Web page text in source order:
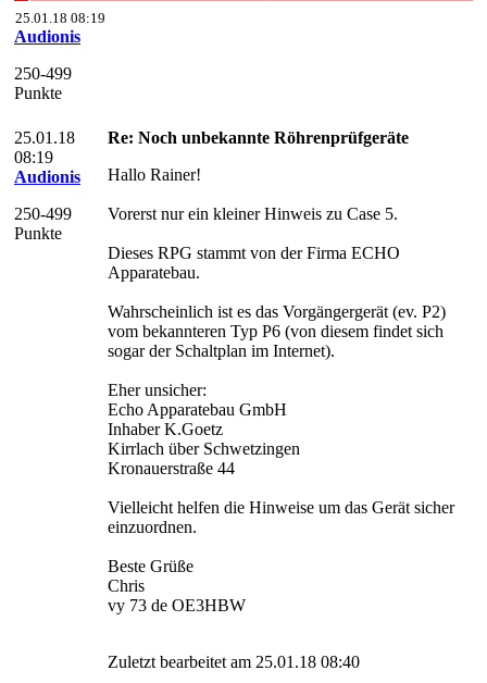
25.01.18 08:19
Audionis
250-499
Punkte
25.01.18
08:19
Audionis
250-499
Punkte
Re: Noch unbekannte Röhrenprüfgeräte
Hallo Rainer!
Vorerst nur ein kleiner Hinweis zu Case 5.
Dieses RPG stammt von der Firma ECHO
Apparatebau.
Wahrscheinlich ist es das Vorgängergerät (ev. P2)
vom bekannteren Typ P6 (von diesem findet sich
sogar der Schaltplan im Internet).
Eher unsicher:
Echo Apparatebau GmbH
Inhaber K.Goetz
Kirrlach über Schwetzingen
Kronauerstraße 44
Vielleicht helfen die Hinweise um das Gerät sicher
einzuordnen.
Beste Grüße
Chris
vy 73 de OE3HBW
Zuletzt bearbeitet am 25.01.18 08:40